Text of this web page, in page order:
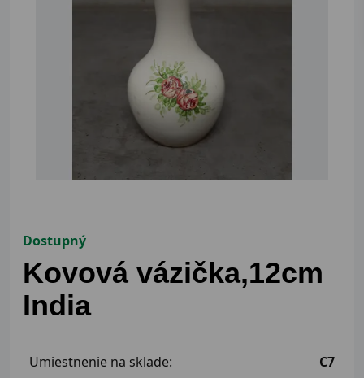
Dostupný
Kovová vázička,12cm
India
Umiestnenie na sklade: C7